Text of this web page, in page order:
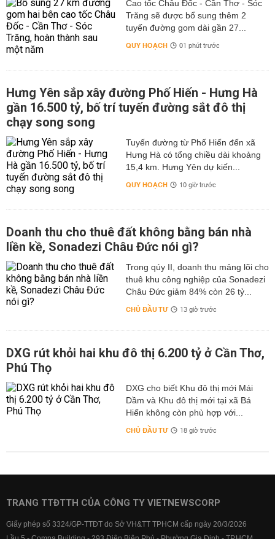
Cao tốc Châu Đốc - Cần Thơ - Sóc
Trăng sẽ được bổ sung thêm 2
tuyến đường gom dài gần 27...
QUY HOẠCH 01 phút trước
Hưng Yên sắp xây đường Phố Hiến - Hưng Hà
gần 16.500 tỷ, bố trí tuyến đường sắt đô thị
chạy song song
Tuyến đường từ Phố Hiến đến xã
Hưng Hà có tổng chiều dài khoảng
15,4 km. Hưng Yên dự kiến...
QUY HOẠCH 10 giờ trước
Doanh thu cho thuê đất không bằng bán nhà
liền kề, Sonadezi Châu Đức nói gì?
Trong qúy II, doanh thu mảng lõi cho
thuê khu công nghiệp của Sonadezi
Châu Đức giảm 84% còn 26 tỷ...
CHỦ ĐẦU TƯ 13 giờ trước
DXG rút khỏi hai khu đô thị 6.200 tỷ ở Cần Thơ,
Phú Thọ
DXG cho biết Khu đô thị mới Mái
Dầm và Khu đô thị mới tại xã Bá
Hiến không còn phù hợp với...
CHỦ ĐẦU TƯ 18 giờ trước
TRANG TTĐTTH CỦA CÔNG TY VIETNEWSCORP
Giấy phép số 3324/GP-TTĐT do Sở VH&TT TPHCM cấp ngày 20/3/2026